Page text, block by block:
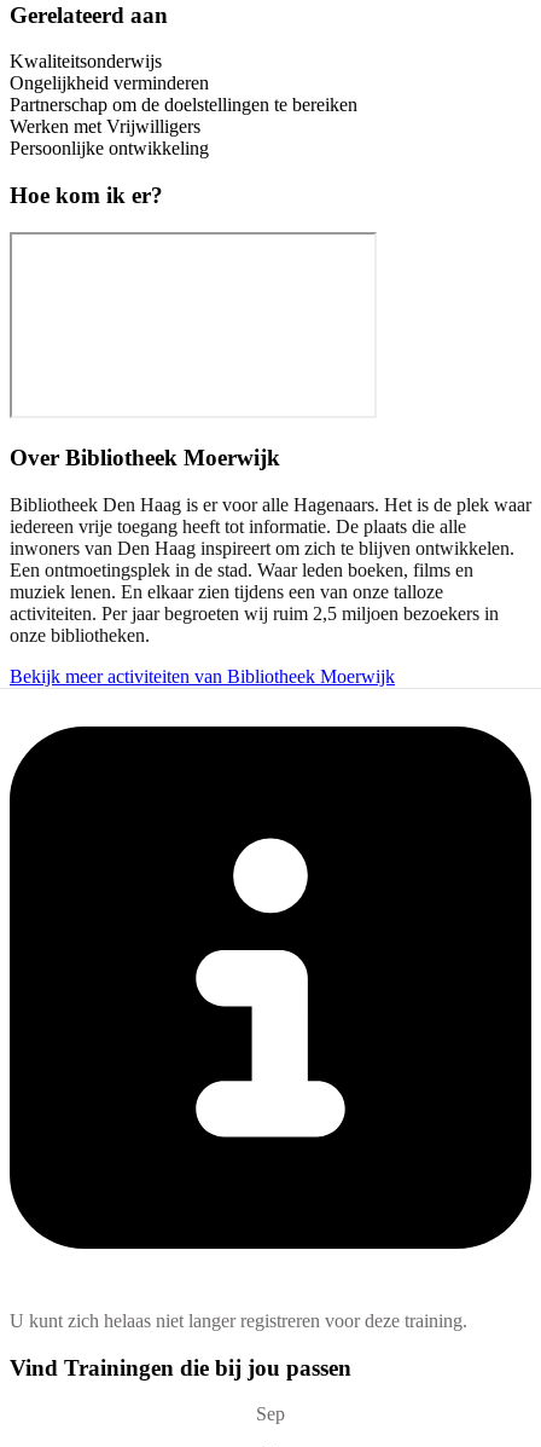
Gerelateerd aan
Kwaliteitsonderwijs
Ongelijkheid verminderen
Partnerschap om de doelstellingen te bereiken
Werken met Vrijwilligers
Persoonlijke ontwikkeling
Hoe kom ik er?
Over Bibliotheek Moerwijk
Bibliotheek Den Haag is er voor alle Hagenaars. Het is de plek waar
iedereen vrije toegang heeft tot informatie. De plaats die alle
inwoners van Den Haag inspireert om zich te blijven ontwikkelen.
Een ontmoetingsplek in de stad. Waar leden boeken, films en
muziek lenen. En elkaar zien tijdens een van onze talloze
activiteiten. Per jaar begroeten wij ruim 2,5 miljoen bezoekers in
onze bibliotheken.
Bekijk meer activiteiten van Bibliotheek Moerwijk
U kunt zich helaas niet langer registreren voor deze training.
Vind Trainingen die bij jou passen
Sep